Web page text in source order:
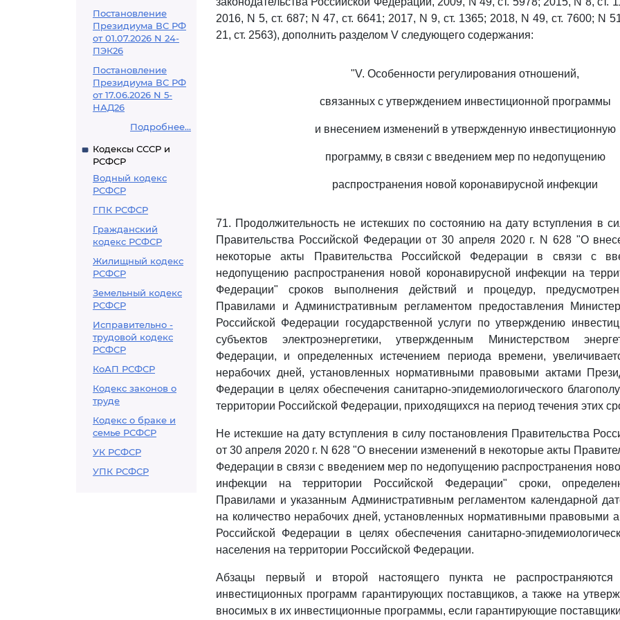
Постановление
Президиума ВС РФ
от 01.07.2026 N 24-
ПЭК26
Постановление
Президиума ВС РФ
от 17.06.2026 N 5-
НАД26
Подробнее...
Кодексы СССР и
РСФСР
Водный кодекс
РСФСР
ГПК РСФСР
Гражданский
кодекс РСФСР
Жилищный кодекс
РСФСР
Земельный кодекс
РСФСР
Исправительно -
трудовой кодекс
РСФСР
КоАП РСФСР
Кодекс законов о
труде
Кодекс о браке и
семье РСФСР
УК РСФСР
УПК РСФСР
2016, N 5, ст. 687; N 47, ст. 6641; 2017, N 9, ст. 1365; 2018, N 49, ст. 7600; N
21, ст. 2563), дополнить разделом V следующего содержания:
"V. Особенности регулирования отношений,
связанных с утверждением инвестиционной программы
и внесением изменений в утвержденную инвестиционную
программу, в связи с введением мер по недопущению
распространения новой коронавирусной инфекции
71. Продолжительность не истекших по состоянию на дату вступления в
Правительства Российской Федерации от 30 апреля 2020 г. N 628 "О
некоторые акты Правительства Российской Федерации в связи с
недопущению распространения новой коронавирусной инфекции на
Федерации" сроков выполнения действий и процедур,
Правилами и Административным регламентом предоставления
Российской Федерации государственной услуги по утверждению
субъектов электроэнергетики, утвержденным Министерством
Федерации, и определенных истечением периода времени,
нерабочих дней, установленных нормативными правовыми актами
Федерации в целях обеспечения санитарно-эпидемиологического
территории Российской Федерации, приходящихся на период течения этих
Не истекшие на дату вступления в силу постановления Правительства
от 30 апреля 2020 г. N 628 "О внесении изменений в некоторые акты
Федерации в связи с введением мер по недопущению распространения
инфекции на территории Российской Федерации" сроки,
Правилами и указанным Административным регламентом календарной
на количество нерабочих дней, установленных нормативными правовыми
Российской Федерации в целях обеспечения санитарно-
населения на территории Российской Федерации.
Абзацы первый и второй настоящего пункта не распространяются
инвестиционных программ гарантирующих поставщиков, а также на
вносимых в их инвестиционные программы, если гарантирующие